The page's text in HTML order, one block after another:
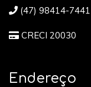
(47) 98414-7441
CRECI 20030
Endereço